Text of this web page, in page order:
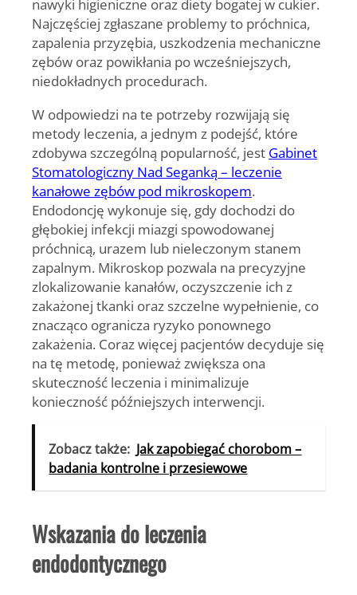
nawyki higieniczne oraz diety bogatej w cukier.
Najczęściej zgłaszane problemy to próchnica,
zapalenia przyzębia, uszkodzenia mechaniczne
zębów oraz powikłania po wcześniejszych,
niedokładnych procedurach.
W odpowiedzi na te potrzeby rozwijają się
metody leczenia, a jednym z podejść, które
zdobywa szczególną popularność, jest Gabinet
Stomatologiczny Nad Seganką – leczenie
kanałowe zębów pod mikroskopem.
Endodoncję wykonuje się, gdy dochodzi do
głębokiej infekcji miazgi spowodowanej
próchnicą, urazem lub nieleczonym stanem
zapalnym. Mikroskop pozwala na precyzyjne
zlokalizowanie kanałów, oczyszczenie ich z
zakażonej tkanki oraz szczelne wypełnienie, co
znacząco ogranicza ryzyko ponownego
zakażenia. Coraz więcej pacjentów decyduje się
na tę metodę, ponieważ zwiększa ona
skuteczność leczenia i minimalizuje
konieczność późniejszych interwencji.
Zobacz także: Jak zapobiegać chorobom –
badania kontrolne i przesiewowe
Wskazania do leczenia
endodontycznego